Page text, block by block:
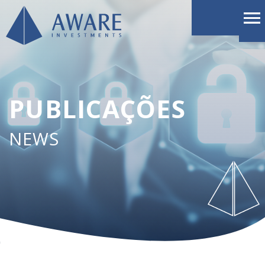
PUBLICAÇÕES
NEWS